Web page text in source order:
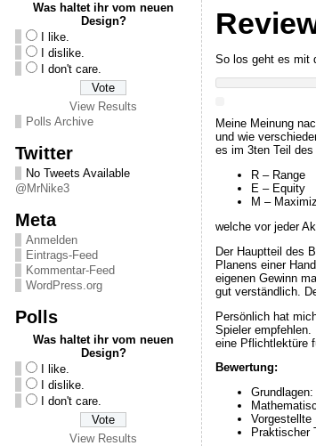
Was haltet ihr vom neuen
Design?
I like.
I dislike.
I don't care.
View Results
Polls Archive
Twitter
No Tweets Available
@MrNike3
Meta
Anmelden
Eintrags-Feed
Kommentar-Feed
WordPress.org
Polls
Was haltet ihr vom neuen
Design?
I like.
I dislike.
I don't care.
View Results
So los geht es mit
Meine Meinung
und wie
es im 3ten Teil
R – Range
E – Equity
M –
welche vor jeder
Der Hauptteil des
Planens einer
eigenen Gewinn
gut verständlich.
Persönlich hat
Spieler
eine Pflichtlektüre
Bewertung:
Grundlagen:
Vorgestellte
Praktischer